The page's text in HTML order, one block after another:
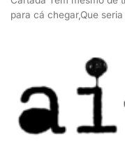
para cá chegar,Que